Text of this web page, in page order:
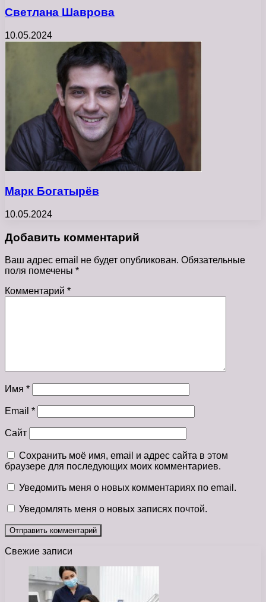
Светлана Шаврова
10.05.2024
Марк Богатырёв
10.05.2024
Добавить комментарий
Ваш адрес email не будет опубликован. Обязательные
поля помечены *
Комментарий *
Имя *
Email *
Сайт
Сохранить моё имя, email и адрес сайта в этом
браузере для последующих моих комментариев.
Уведомить меня о новых комментариях по email.
Уведомлять меня о новых записях почтой.
Свежие записи